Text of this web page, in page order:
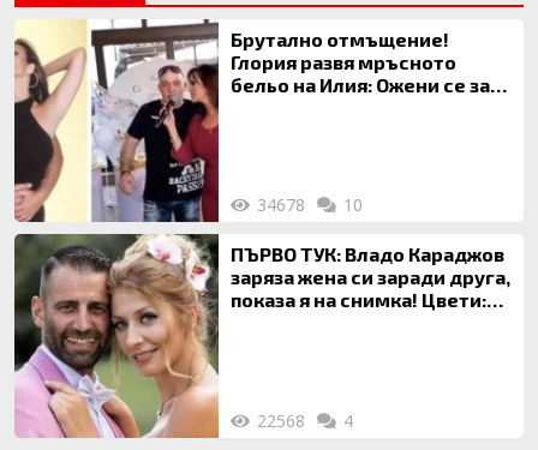
Брутално отмъщение!
Глория развя мръсното
бельо на Илия: Ожени се за
34678 10
ПЪРВО ТУК: Владо Караджов
заряза жена си заради друга,
показа я на снимка! Цвети:
22568 4